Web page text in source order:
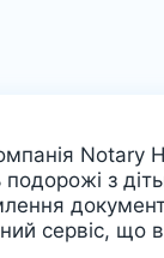
Notary
подорожі з
сервіс, що